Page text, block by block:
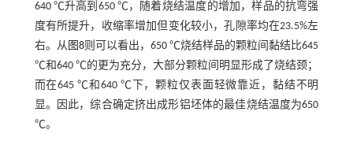
640 ℃升高到650 ℃，随着烧结温度的增加，样品的抗弯强
度有所提升，收缩率增加但变化较小，孔隙率均在23.5%左
右。从图8则可以看出，650 ℃烧结样品的颗粒间黏结比645
℃和640 ℃的更为充分，大部分颗粒间明显形成了烧结颈；
而在645 ℃和640 ℃下，颗粒仅表面轻微靠近，黏结不明
显。因此，综合确定挤出成形铝坯体的最佳烧结温度为650
℃。